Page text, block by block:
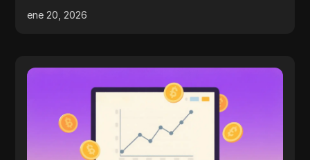
herramientas y consejos para maximizar las
recompensas.
ene 20, 2026